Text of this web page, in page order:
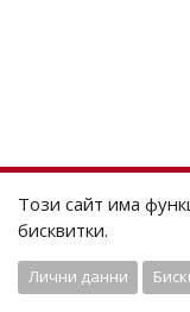
Този сайт има
бисквитки.
Лични данни